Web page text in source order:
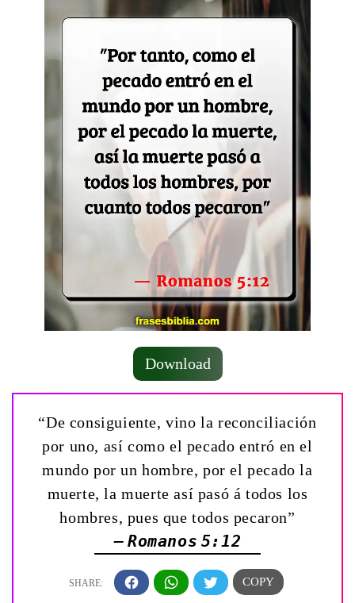
Download
“De consiguiente, vino la reconciliación
por uno, así como el pecado entró en el
mundo por un hombre, por el pecado la
muerte, la muerte así pasó á todos los
hombres, pues que todos pecaron”
— Romanos 5:12